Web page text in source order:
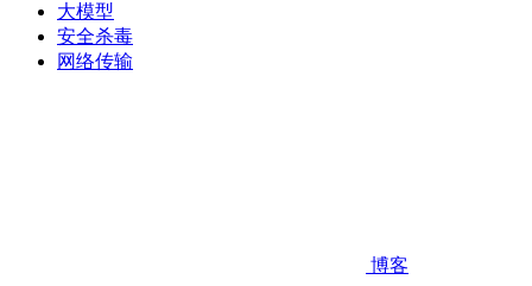
大模型
安全杀毒
网络传输
博客